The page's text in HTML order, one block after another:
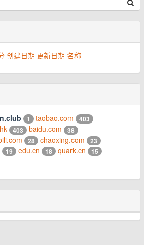
创建日期 更新日期 名称
1 taobao.com 403
403 baidu.com 38
28 chaoxing.com 23
19 edu.cn 18 quark.cn 15